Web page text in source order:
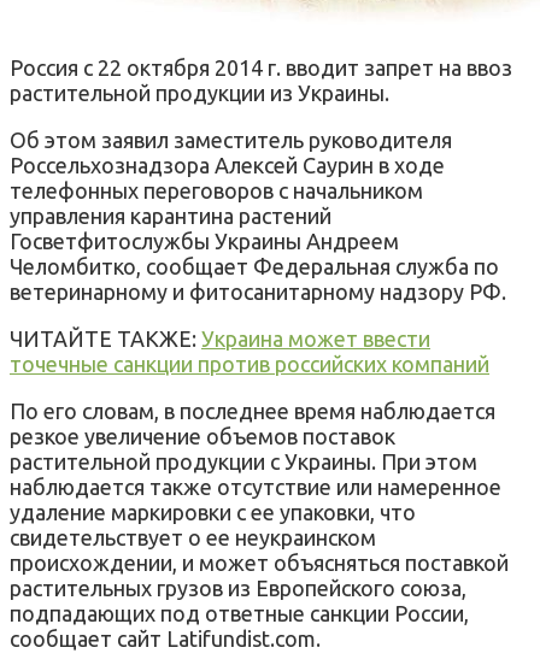
Россия с 22 октября 2014 г. вводит запрет на ввоз
растительной продукции из Украины.
Об этом заявил заместитель руководителя
Россельхознадзора Алексей Саурин в ходе
телефонных переговоров с начальником
управления карантина растений
Госветфитослужбы Украины Андреем
Челомбитко, сообщает Федеральная служба по
ветеринарному и фитосанитарному надзору РФ.
ЧИТАЙТЕ ТАКЖЕ: Украина может ввести
точечные санкции против российских компаний
По его словам, в последнее время наблюдается
резкое увеличение объемов поставок
растительной продукции с Украины. При этом
наблюдается также отсутствие или намеренное
удаление маркировки с ее упаковки, что
свидетельствует о ее неукраинском
происхождении, и может объясняться поставкой
растительных грузов из Европейского союза,
подпадающих под ответные санкции России,
сообщает сайт Latifundist.com.